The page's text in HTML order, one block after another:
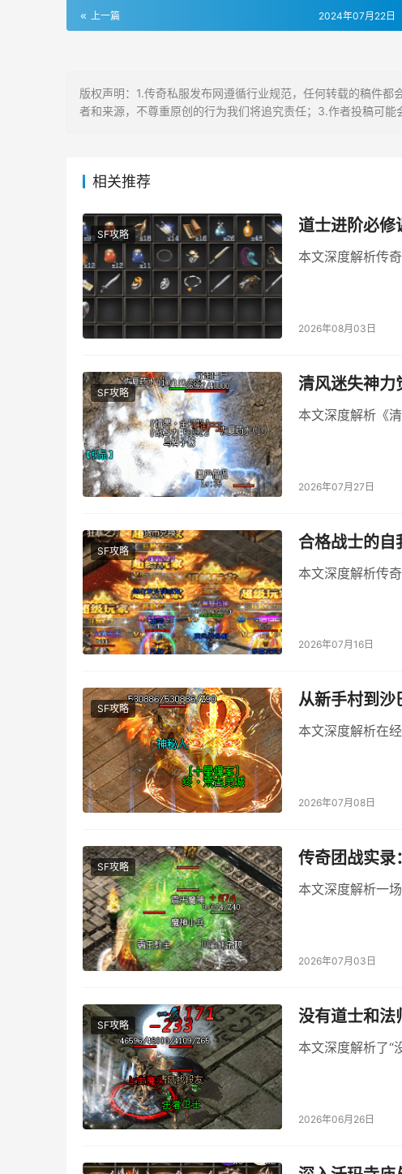
上一篇 2024年07月22日
版权声明：1.传奇私服发布网遵循行业规范，任何转载的稿件
者和来源，不尊重原创的行为我们将追究责任；3.作者投稿可能
相关推荐
SF攻略 道士进阶必修
本文深度解析传
2026年08月03日
SF攻略 清风迷失神力
本文深度解析《
2026年07月27日
SF攻略 合格战士的自
本文深度解析传
2026年07月16日
SF攻略 从新手村到沙
本文深度解析在
2026年07月08日
SF攻略 传奇团战实录
本文深度解析一
2026年07月03日
SF攻略 没有道士和法
本文深度解析了“
2026年06月26日